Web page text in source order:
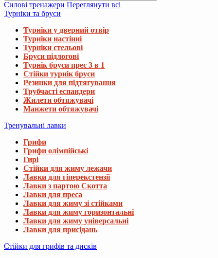
Силові тренажери Переглянути всі
Турніки та бруси
Турніки у дверний отвір
Турніки настінні
Турніки стельові
Бруси підлогові
Турнік бруси прес 3 в 1
Стійки турнік бруси
Резинки для підтягування
Трубчасті еспандери
Жилети обтяжувачі
Манжети обтяжувачі
Тренувальні лавки
Грифи
Грифи олімпійські
Гирі
Стійки для жиму лежачи
Лавки для гіперекстензії
Лавки з партою Скотта
Лавки для преса
Лавки для жиму зі стійками
Лавки для жиму горизонтальні
Лавки для жиму універсальні
Лавки для присідань
Стійки для грифів та дисків